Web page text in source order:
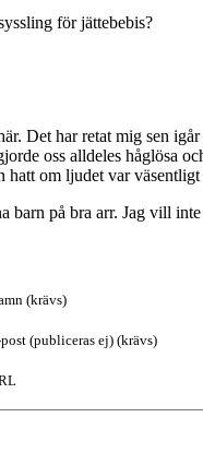
för jättebebis?
Det har retat mig sen
oss alldeles håglösa
om ljudet var
barn på bra arr. Jag vill
(krävs)
(publiceras ej) (krävs)